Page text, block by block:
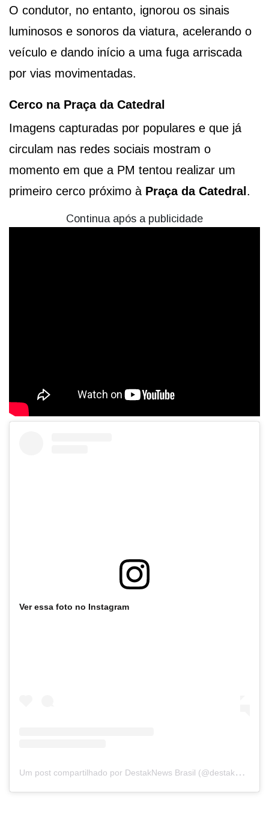
O condutor, no entanto, ignorou os sinais
luminosos e sonoros da viatura, acelerando o
veículo e dando início a uma fuga arriscada
por vias movimentadas.
Cerco na Praça da Catedral
Imagens capturadas por populares e que já
circulam nas redes sociais mostram o
momento em que a PM tentou realizar um
primeiro cerco próximo à Praça da Catedral .
Continua após a publicidade
Ver essa foto no Instagram
U
m post compartilhado por DestakNews Brasil (@destaknewsbrasiloficial)